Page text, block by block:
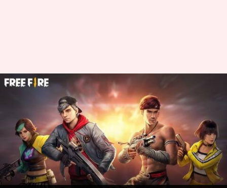
Free Fire MAX இலவச
குறியீடுகள்: செப்டம்பர் 10-
க்கான குறியீடுகள்
பெறுவதற்கான
வழிமுறைகள்
எழுதியவர் Prasanna Venkatesh Sep 10, 2023 11:01 am